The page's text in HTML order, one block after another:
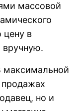
массовой
цену в
максимальной
но и